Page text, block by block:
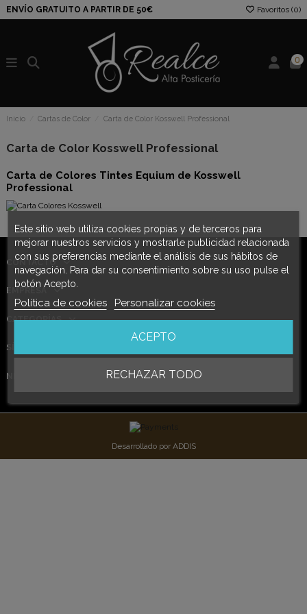
ENVÍO GRATUITO A PARTIR DE 50€ Favoritos (0)
0
Inicio Cartas de Color Carta de Color Kosswell Professional
Carta de Color Kosswell Professional
Carta de Colores Tintes Equium de Kosswell
Professional
CONTACTO
CATEGORÍAS
Este sitio web utiliza cookies propias y de terceros para
mejorar nuestros servicios y mostrarle publicidad relacionada
con sus preferencias mediante el análisis de sus hábitos de
navegación. Para dar su consentimiento sobre su uso pulse el
botón Acepto.
Política de cookies Personalizar cookies
RECHAZAR TODO
ACEPTO
SÍGUENOS
Desarrollado por ADDIS